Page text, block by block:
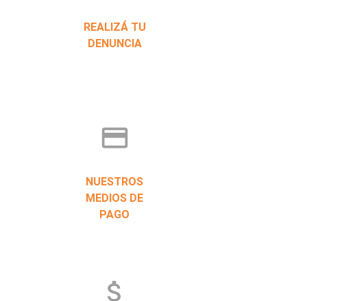
REALIZÁ TU
DENUNCIA
credit_card
NUESTROS
MEDIOS DE
PAGO
attach_money